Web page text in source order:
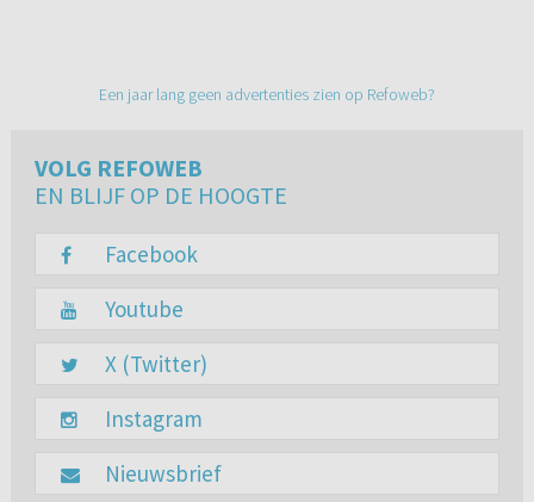
Een jaar lang geen advertenties zien op Refoweb?
VOLG REFOWEB
EN BLIJF OP DE HOOGTE
Facebook
Youtube
X (Twitter)
Instagram
Nieuwsbrief